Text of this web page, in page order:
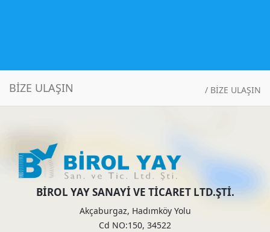
BİZE ULAŞIN / BİZE ULAŞIN
BİROL YAY SANAYİ VE TİCARET LTD.ŞTİ.
Akçaburgaz, Hadımköy Yolu
Cd NO:150, 34522